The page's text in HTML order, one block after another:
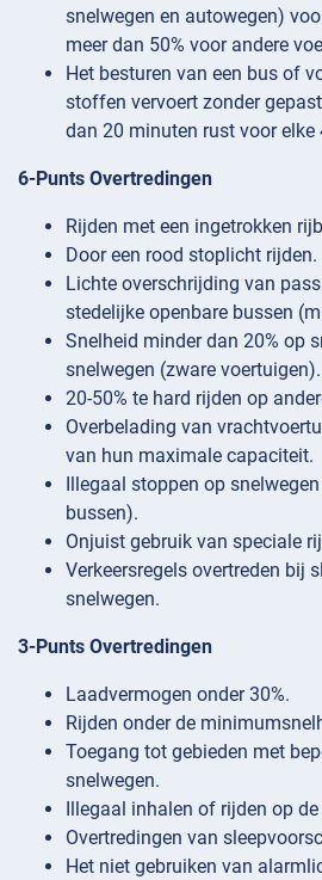
snelwegen en autowegen)
meer dan 50% voor andere
Het besturen van een bus of
stoffen vervoert zonder
dan 20 minuten rust voor elke
6-Punts Overtredingen
Rijden met een ingetrokken
Door een rood stoplicht rijden.
Lichte overschrijding van
stedelijke openbare bussen
Snelheid minder dan 20% op
snelwegen (zware voertuigen).
20-50% te hard rijden op
Overbelading van
van hun maximale capaciteit.
Illegaal stoppen op
bussen).
Onjuist gebruik van speciale
Verkeersregels overtreden bij
snelwegen.
3-Punts Overtredingen
Laadvermogen onder 30%.
Rijden onder de
Toegang tot gebieden met
snelwegen.
Illegaal inhalen of rijden op
Overtredingen van
Het niet gebruiken van